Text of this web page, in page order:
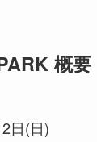
概要
日(日)